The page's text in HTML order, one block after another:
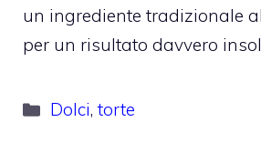
un ingrediente tradizionale
per un risultato davvero
Categorie
Dolci,torte